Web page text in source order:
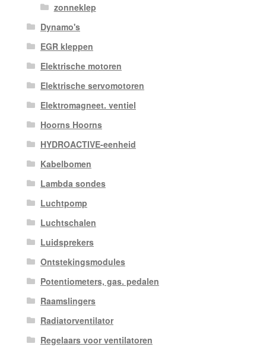
zonneklep
Dynamo's
EGR kleppen
Elektrische motoren
Elektrische servomotoren
Elektromagneet. ventiel
Hoorns Hoorns
HYDROACTIVE-eenheid
Kabelbomen
Lambda sondes
Luchtpomp
Luchtschalen
Luidsprekers
Ontstekingsmodules
Potentiometers, gas. pedalen
Raamslingers
Radiatorventilator
Regelaars voor ventilatoren